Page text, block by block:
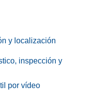
y localización
inspección y
por vídeo